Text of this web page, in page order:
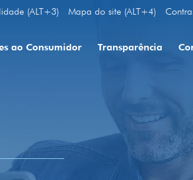
(ALT+3) Mapa do site (ALT+4)
ao Consumidor Transparência